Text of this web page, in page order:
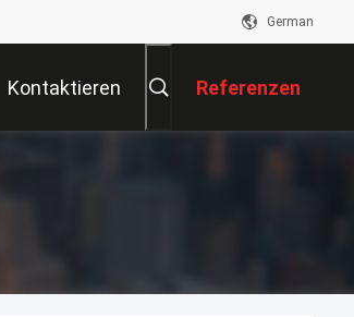
German
Kontaktieren Referenzen